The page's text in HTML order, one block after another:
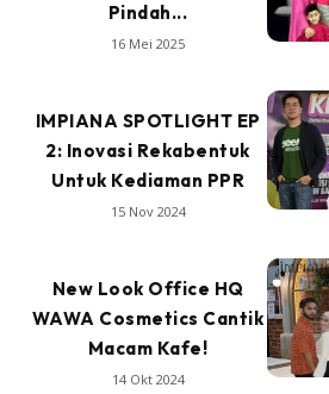
Pindah...
16 Mei 2025
IMPIANA SPOTLIGHT EP
2: Inovasi Rekabentuk
Untuk Kediaman PPR
15 Nov 2024
New Look Office HQ
WAWA Cosmetics Cantik
Macam Kafe!
14 Okt 2024